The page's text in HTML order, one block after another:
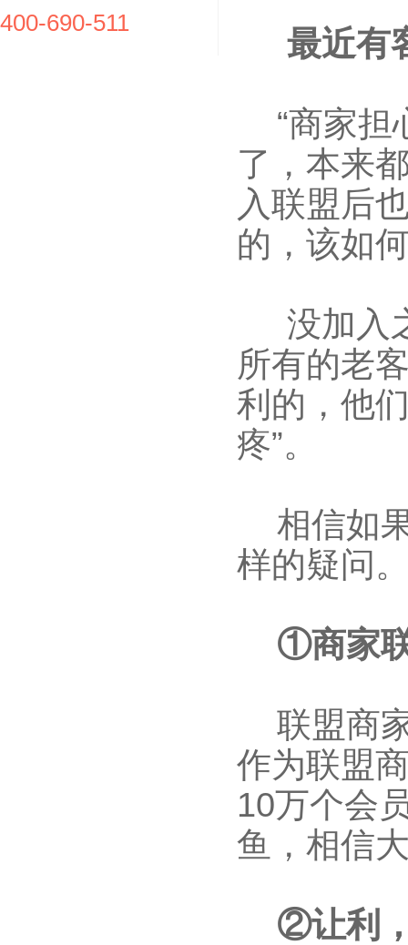
400-690-511
最近有
“商家担
了，本来
入联盟后
的，该如
没加入
所有的老
利的，他
疼”。
相信如
样的疑问
①商家
联盟商
作为联盟
10万个会
鱼，相信
②让利